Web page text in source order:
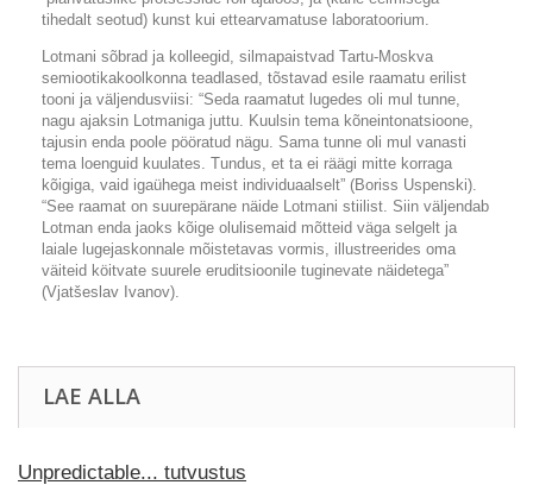
tihedalt seotud) kunst kui ettearvamatuse laboratoorium.
Lotmani sõbrad ja kolleegid, silmapaistvad Tartu-Moskva
semiootikakoolkonna teadlased, tõstavad esile raamatu erilist
tooni ja väljendusviisi: “Seda raamatut lugedes oli mul tunne,
nagu ajaksin Lotmaniga juttu. Kuulsin tema kõneintonatsioone,
tajusin enda poole pööratud nägu. Sama tunne oli mul vanasti
tema loenguid kuulates. Tundus, et ta ei räägi mitte korraga
kõigiga, vaid igaühega meist individuaalselt” (Boriss Uspenski).
“See raamat on suurepärane näide Lotmani stiilist. Siin väljendab
Lotman enda jaoks kõige olulisemaid mõtteid väga selgelt ja
laiale lugejaskonnale mõistetavas vormis, illustreerides oma
väiteid köitvate suurele eruditsioonile tuginevate näidetega”
(Vjatšeslav Ivanov).
LAE ALLA
Unpredictable... tutvustus